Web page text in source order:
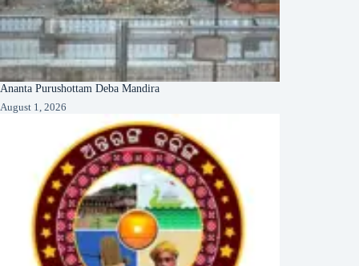
Ananta Purushottam Deba Mandira
August 1, 2026